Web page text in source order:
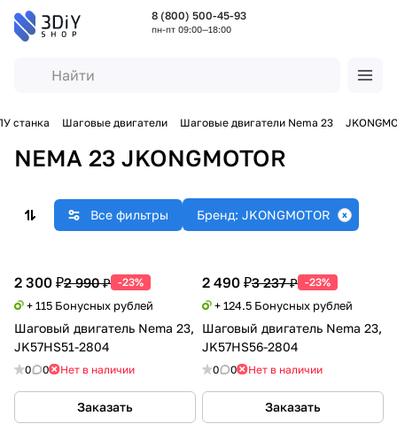
8 (800) 500-45-93
пн-пт 09:00—18:00
станка Шаговые двигатели Шаговые двигатели Nema 23
NEMA 23 JKONGMOTOR
Все фильтры Бренд: JKONGMOTOR
2 300 ₽2 990 ₽ -23%
+ 115 Бонусных рублей
Шаговый двигатель Nema 23,
JK57HS51-2804
0 0 Нет в наличии
Заказать
2 490 ₽3 237 ₽ -23%
+ 124.5 Бонусных рублей
Шаговый двигатель Nema 23,
JK57HS56-2804
0 0 Нет в наличии
Заказать